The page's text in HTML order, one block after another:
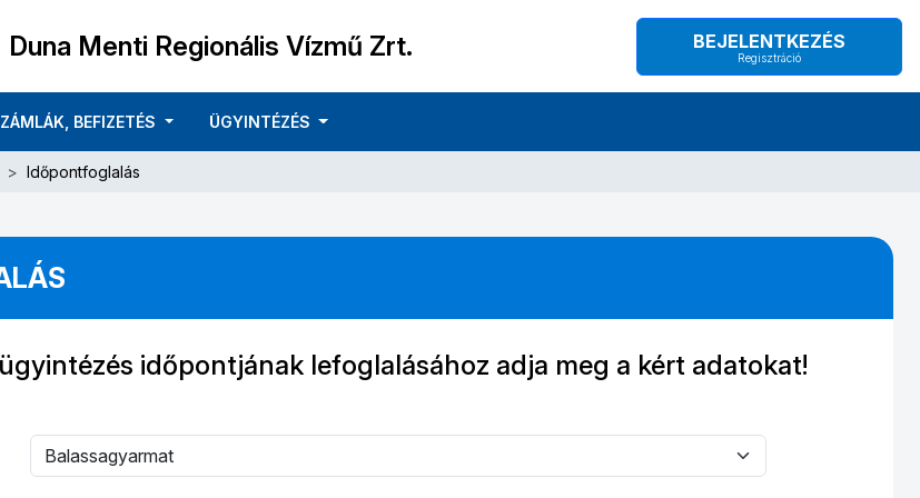
Duna Menti Regionális Vízmű Zrt. BEJELENTKEZÉS
Regisztráció
BEFIZETÉS ÜGYINTÉZÉS
Időpontfoglalás
időpontjának lefoglalásához adja meg a kért adatokat!